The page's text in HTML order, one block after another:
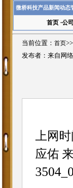
微桥科技产品新闻动态
首页·公
当前位置： 首页>>
发布者：来自网
上网
应佑